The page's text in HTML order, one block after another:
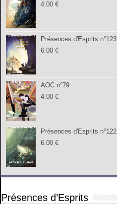
4.00€
Présences d'Esprits n°123
6.00€
AOC n°79
4.00€
Présences d'Esprits n°122
6.00€
Présences d’Esprits